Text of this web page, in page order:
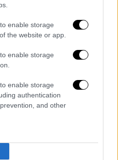
enable storage
the website or app.
enable storage
enable storage
authentication
and other
και η
ψυχολόγων
Τανάγρα
τις τηλεκινητικές
μάλιστα είχε
στο Πανεπιστήμιο
του 15χρονου Μιχαήλ
ειδικής
κοινότητα
γεγονότα αξιόπιστοι